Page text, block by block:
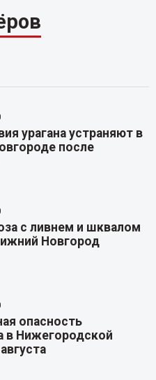
урагана устраняют в
после
с ливнем и шквалом
Новгород
опасность
в Нижегородской